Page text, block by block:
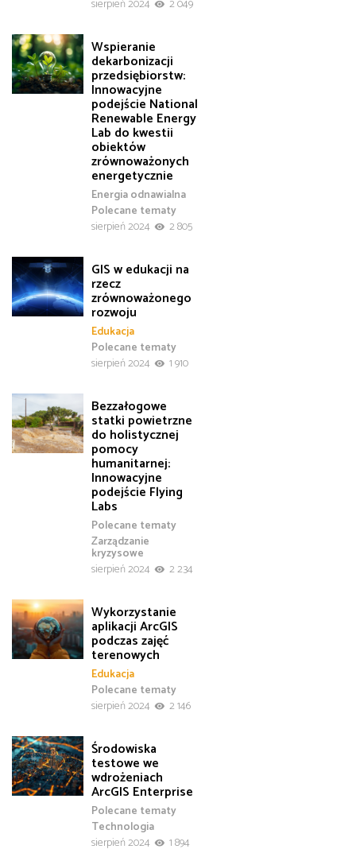
sierpień 2024 2 049
Wspieranie
dekarbonizacji
przedsiębiorstw:
Innowacyjne
podejście National
Renewable Energy
Lab do kwestii
obiektów
zrównoważonych
energetycznie
Energia odnawialna
Polecane tematy
sierpień 2024
2 805
GIS w edukacji na
rzecz
zrównoważonego
rozwoju
Edukacja
Polecane tematy
sierpień 2024
1 910
Bezzałogowe
statki powietrzne
do holistycznej
pomocy
humanitarnej:
Innowacyjne
podejście Flying
Labs
Polecane tematy
Zarządzanie
kryzysowe
sierpień 2024
2 234
Wykorzystanie
aplikacji ArcGIS
podczas zajęć
terenowych
Edukacja
Polecane tematy
sierpień 2024
2 146
Środowiska
testowe we
wdrożeniach
ArcGIS Enterprise
Polecane tematy
Technologia
sierpień 2024
1 894